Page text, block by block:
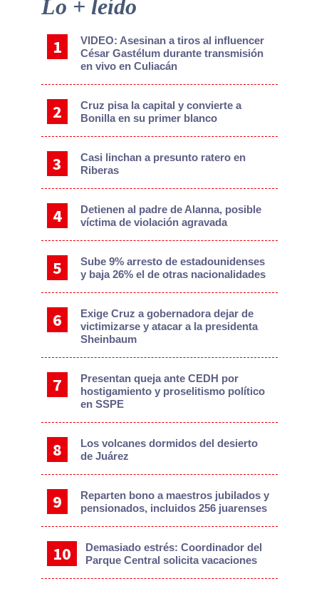
Sidebar
Lo + leído
VIDEO: Asesinan a tiros al influencer
César Gastélum durante transmisión
en vivo en Culiacán
Cruz pisa la capital y convierte a
Bonilla en su primer blanco
Casi linchan a presunto ratero en
Riberas
Detienen al padre de Alanna, posible
víctima de violación agravada
Sube 9% arresto de estadounidenses
y baja 26% el de otras nacionalidades
Exige Cruz a gobernadora dejar de
victimizarse y atacar a la presidenta
Sheinbaum
Presentan queja ante CEDH por
hostigamiento y proselitismo político
en SSPE
Los volcanes dormidos del desierto
de Juárez
Reparten bono a maestros jubilados y
pensionados, incluidos 256 juarenses
Demasiado estrés: Coordinador del
Parque Central solicita vacaciones